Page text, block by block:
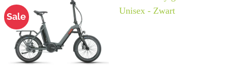
Sale